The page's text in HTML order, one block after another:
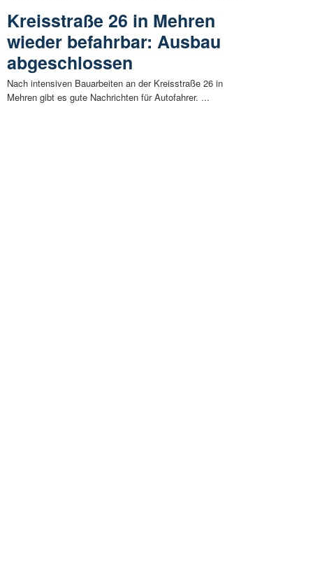
Kreisstraße 26 in Mehren
wieder befahrbar: Ausbau
abgeschlossen
Nach intensiven Bauarbeiten an der Kreisstraße 26 in
Mehren gibt es gute Nachrichten für Autofahrer. ...